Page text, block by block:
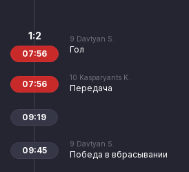
9 Davtyan S.
Гол
1:2
07:56
10 Kasparyants K.
Передача
07:56
09:19
9 Davtyan S.
Победа в вбрасывании
09:45